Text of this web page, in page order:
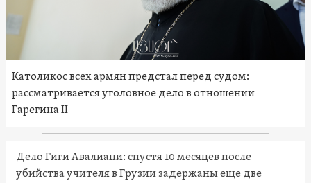
Католикос всех армян предстал перед судом:
рассматривается уголовное дело в отношении
Гарегина II
Дело Гиги Авалиани: спустя 10 месяцев после
убийства учителя в Грузии задержаны еще две